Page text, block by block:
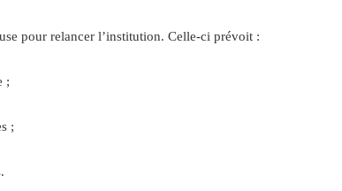
pour relancer l’institution. Celle-ci prévoit :
;
;